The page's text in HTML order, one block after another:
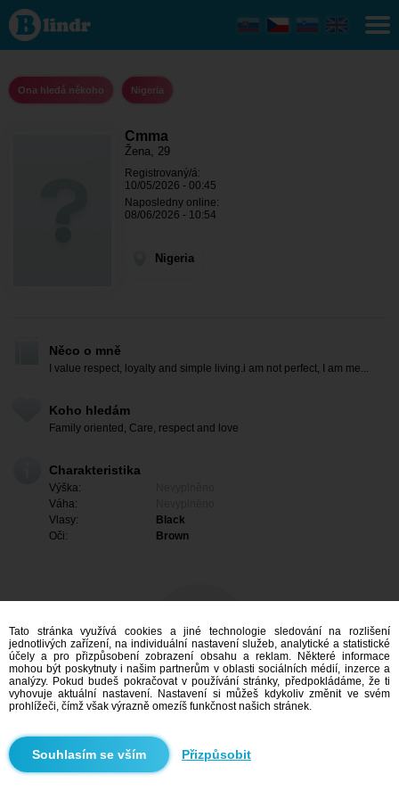
Cmma -
Ona
hledá
někoho
Ona hledá někoho Nigeria
Cmma
Žena, 29
Registrovaný/á:
10/05/2026 - 00:45
Naposledny online:
08/06/2026 - 10:54
Nigeria
Něco o mně
I value respect, loyalty and simple living.i am not perfect, I am me...
Koho hledám
Family oriented, Care, respect and love
Charakteristika
Výška:
Váha:
Vlasy:
Black
Oči:
Brown
Mám zájem
Vyhledávání
Tato stránka využívá cookies a jiné technologie sledování na rozlišení
jednotlivých zařízení, na individuální nastavení služeb, analytické a statistické
účely a pro přizpůsobení zobrazení obsahu a reklam. Některé informace
mohou být poskytnuty i našim partnerům v oblasti sociálních médií, inzerce a
analýzy. Pokud budeš pokračovat v používání stránky, předpokládáme, že ti
vyhovuje aktuální nastavení. Nastavení si můžeš kdykoliv změnit ve svém
prohlížeči, čímž však výrazně omezíš funkčnost našich stránek.
Přizpůsobit